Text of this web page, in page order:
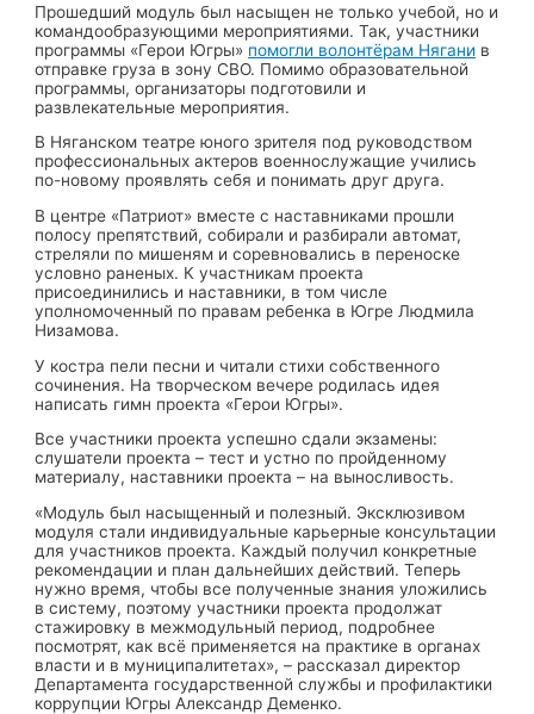
Прошедший модуль был насыщен не только учебой, но и
командообразующими мероприятиями. Так, участники
программы «Герои Югры» помогли волонтёрам Нягани в
отправке груза в зону СВО. Помимо образовательной
программы, организаторы подготовили и
развлекательные мероприятия.
В Няганском театре юного зрителя под руководством
профессиональных актеров военнослужащие учились
по-новому проявлять себя и понимать друг друга.
В центре «Патриот» вместе с наставниками прошли
полосу препятствий, собирали и разбирали автомат,
стреляли по мишеням и соревновались в переноске
условно раненых. К участникам проекта
присоединились и наставники, в том числе
уполномоченный по правам ребенка в Югре Людмила
Низамова.
У костра пели песни и читали стихи собственного
сочинения. На творческом вечере родилась идея
написать гимн проекта «Герои Югры».
Все участники проекта успешно сдали экзамены:
слушатели проекта – тест и устно по пройденному
материалу, наставники проекта – на выносливость.
«Модуль был насыщенный и полезный. Эксклюзивом
модуля стали индивидуальные карьерные консультации
для участников проекта. Каждый получил конкретные
рекомендации и план дальнейших действий. Теперь
нужно время, чтобы все полученные знания уложились
в систему, поэтому участники проекта продолжат
стажировку в межмодульный период, подробнее
посмотрят, как всё применяется на практике в органах
власти и в муниципалитетах», – рассказал директор
Департамента государственной службы и профилактики
коррупции Югры Александр Деменко.